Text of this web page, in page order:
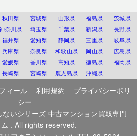
秋田県 宮城県 山形県 福島県
茨城県
神奈川県 埼玉県 千葉県 新潟県
長野県
福井県 愛知県 静岡県 三重県
岐阜県
兵庫県 奈良県 和歌山県 岡山県
広島県
愛媛県 香川県 高知県 徳島県
福岡県
長崎県 宮崎県 鹿児島県 沖縄県
ィール 利用規約
プライバシーポリ
シー
ないシリーズ 中古マンション買取専門
. All rights reserved.